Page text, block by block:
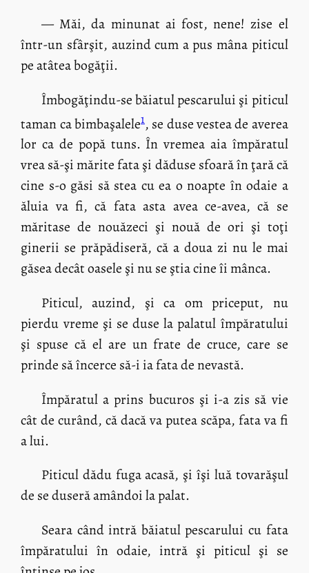
— Măi, da minunat ai fost, nene! zise el
într-un sfârşit, auzind cum a pus mâna piticul
pe atâtea bogăţii.
Îmbogăţindu-se băiatul pescarului şi piticul
taman ca bimbaşalele1, se duse vestea de averea
lor ca de popă tuns. În vremea aia împăratul
vrea să-şi mărite fata şi dăduse sfoară în ţară că
cine s-o găsi să stea cu ea o noapte în odaie a
ăluia va fi, că fata asta avea ce-avea, că se
măritase de nouăzeci şi nouă de ori şi toţi
ginerii se prăpădiseră, că a doua zi nu le mai
găsea decât oasele şi nu se ştia cine îi mânca.
Piticul, auzind, şi ca om priceput, nu
pierdu vreme şi se duse la palatul împăratului
şi spuse că el are un frate de cruce, care se
prinde să încerce să-i ia fata de nevastă.
Împăratul a prins bucuros şi i-a zis să vie
cât de curând, că dacă va putea scăpa, fata va fi
a lui.
Piticul dădu fuga acasă, şi îşi luă tovarăşul
de se duseră amândoi la palat.
Seara când intră băiatul pescarului cu fata
împăratului în odaie, intră şi piticul şi se